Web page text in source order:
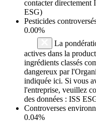
contacter directement
ESG)
Pesticides
0.00%
La
actives dans la
ingrédients classés
dangereux par
indiquée ici. Si vous
l'entreprise, veuillez
des données : ISS
Controverses
0.04%